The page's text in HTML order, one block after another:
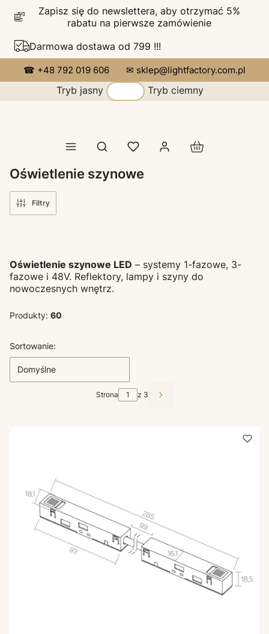
Zapisz się do newslettera, aby otrzymać 5%
rabatu na pierwsze zamówienie
Darmowa dostawa od 799 !!!
☎ +48 792 019 606 ✉ sklep@lightfactory.com.pl
Tryb jasny Tryb ciemny
Otwórz wyszukiwarkę Produkty w
Oświetlenie szynowe
Filtry
Oświetlenie szynowe LED – systemy 1-fazowe, 3-
fazowe i 48V. Reflektory, lampy i szyny do
nowoczesnych wnętrz.
Produkty: 60
Lista produktów
Sortowanie:
Domyślne
Strona z 3 Następne produkty